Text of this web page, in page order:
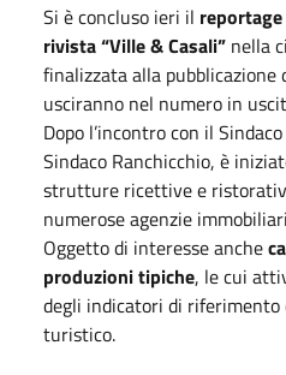
Si è concluso ieri il
rivista “Ville & Casali” nella
finalizzata alla pubblicazione
usciranno nel numero in
Dopo l’incontro con il
Sindaco Ranchicchio, è
strutture ricettive e
numerose agenzie
Oggetto di interesse anche
produzioni tipiche, le cui
degli indicatori di
turistico.